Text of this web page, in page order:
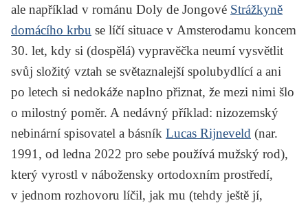
ale například v románu Doly de Jongové Strážkyně
domácího krbu se líčí situace v Amsterodamu koncem
30. let, kdy si (dospělá) vypravěčka neumí vysvětlit
svůj složitý vztah se světaznalejší spolubydlící a ani
po letech si nedokáže naplno přiznat, že mezi nimi šlo
o milostný poměr. A nedávný příklad: nizozemský
nebinární spisovatel a básník Lucas Rijneveld (nar.
1991, od ledna 2022 pro sebe používá mužský rod),
který vyrostl v nábožensky ortodoxním prostředí,
v jednom rozhovoru líčil, jak mu (tehdy ještě jí,